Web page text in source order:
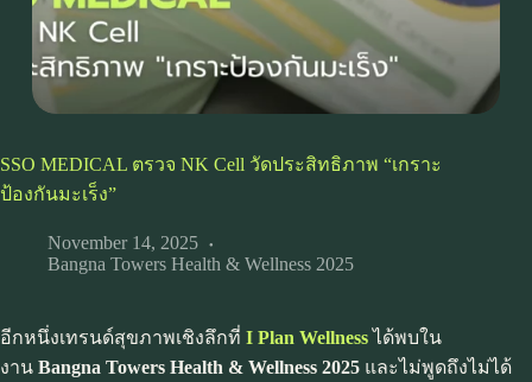
SSO MEDICAL ตรวจ NK Cell วัดประสิทธิภาพ “เกราะ
ป้องกันมะเร็ง”
November 14, 2025
Bangna Towers Health & Wellness 2025
อีกหนึ่งเทรนด์สุขภาพเชิงลึกที่ I Plan Wellnessได้พบใน
งาน Bangna Towers Health & Wellness 2025 และไม่พูดถึงไม่ได้